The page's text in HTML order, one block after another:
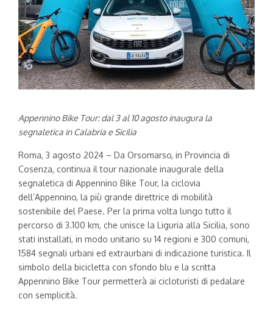
Appennino Bike Tour: dal 3 al 10 agostoinaugura la
segnaletica in Calabria e Sicilia
Roma, 3 agosto 2024 – Da Orsomarso, in Provincia di
Cosenza, continua il tour nazionale inaugurale della
segnaletica di Appennino Bike Tour, la ciclovia
dell’Appennino, la più grande direttrice di mobilità
sostenibile del Paese. Per la prima volta lungo tutto il
percorso di 3.100 km, che unisce la Liguria alla Sicilia, sono
stati installati, in modo unitario su 14 regioni e 300 comuni,
1584 segnali urbani ed extraurbani di indicazione turistica. Il
simbolo della bicicletta con sfondo blu e la scritta
Appennino Bike Tour permetterà ai cicloturisti di pedalare
con semplicità.